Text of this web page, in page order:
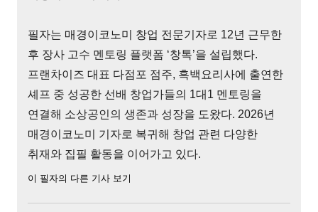
필자는 매경이코노미 창업 전문기자로 12년 근무한
후 장사 고수 멘토링 플랫폼 ‘창톡’을 설립했다.
프랜차이즈 대표 다점포 점주, 흑백요리사에 출연한
셰프 중 성공한 선배 창업가들의 1대1 멘토링을
연결해 소상공인의 생존과 성장을 도왔다. 2026년
매경이코노미 기자로 복귀해 창업 관련 다양한
취재와 집필 활동을 이어가고 있다.
이 필자의 다른 기사 보기